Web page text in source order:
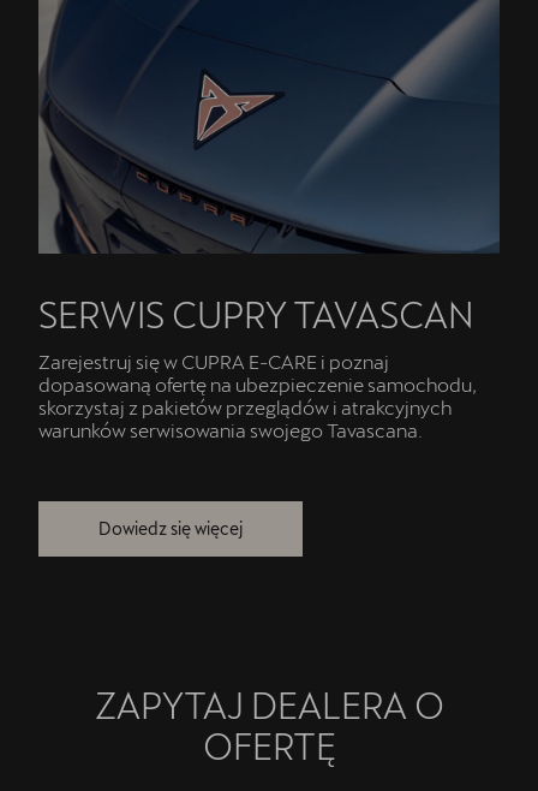
SERWIS CUPRY TAVASCAN
Zarejestruj się w CUPRA E-CARE i poznaj
dopasowaną ofertę na ubezpieczenie samochodu,
skorzystaj z pakietów przeglądów i atrakcyjnych
warunków serwisowania swojego Tavascana.
Dowiedz się więcej
ZAPYTAJ DEALERA O
OFERTĘ